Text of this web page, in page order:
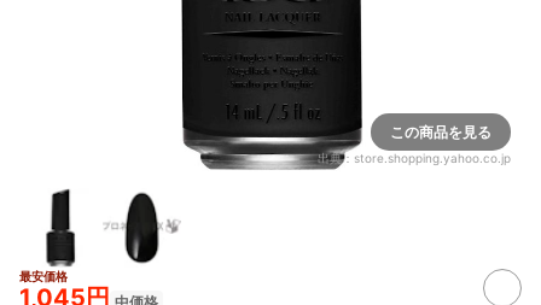
この商品を見る
出典： store.shopping.yahoo.co.jp
最安価格
1,045円